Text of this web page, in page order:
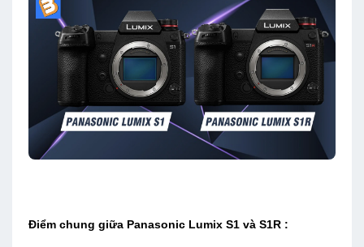
Điểm chung giữa Panasonic Lumix S1 và S1R :